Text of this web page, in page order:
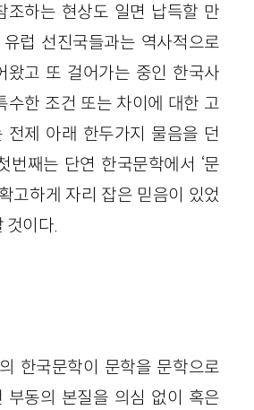
조하는 현상도 일면 납득할 만
럽 선진국들과는 역사적으로
왔고 또 걸어가는 중인 한국사
수한 조건 또는 차이에 대한 고
전제 아래 한두가지 물음을 던
번째는 단연 한국문학에서 ‘문
고하게 자리 잡은 믿음이 있었
것이다.
한국문학이 문학을 문학으로
부동의 본질을 의심 없이 혹은